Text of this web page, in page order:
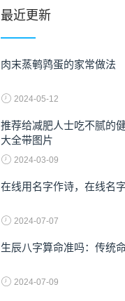
最近更新
肉末蒸鹌鹑蛋的家常做法
2024-05-12
推荐给减肥人士吃不腻的
大全带图片
2024-03-09
在线用名字作诗，在线名
2024-07-07
生辰八字算命准吗：传统
2024-07-09